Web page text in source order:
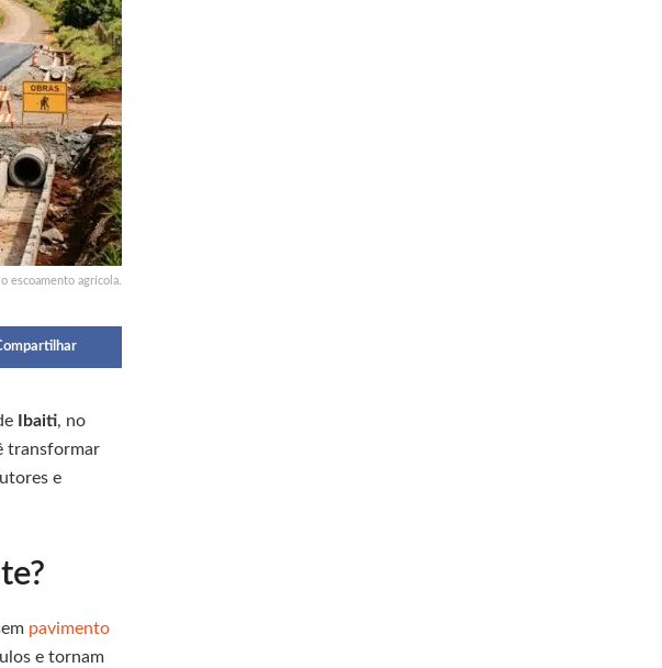
escoamento agrícola.
Ibaiti, no
transformar
e
pavimento
e tornam